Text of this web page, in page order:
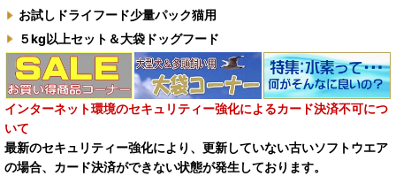
お試しドライフード少量パック猫用
５kg以上セット＆大袋ドッグフード
インターネット環境のセキュリティー強化によるカード決済不可につ
いて
最新のセキュリティー強化により、更新していない古いソフトウエア
の場合、カード決済ができない状態が発生しております。